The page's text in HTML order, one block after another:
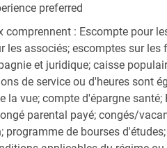
preferred
comprennent : Escompte pour
les associés; escomptes sur
et juridique; caisse
de service ou d'heures sont
vue; compte d'épargne
parental payé; congés/
de bourses